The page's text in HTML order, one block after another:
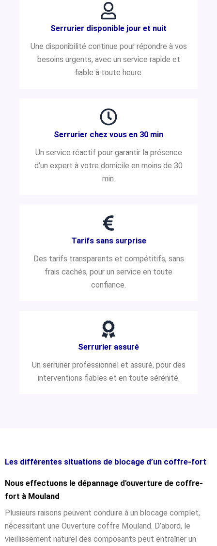
Serrurier disponible jour et nuit
Une disponibilité continue pour répondre à vos
besoins urgents, avec un service rapide et
fiable à toute heure.
Serrurier chez vous en 30 min
Un service réactif pour garantir la présence
d’un expert à votre domicile en moins de 30
min.
Tarifs sans surprise
Des tarifs transparents et compétitifs, sans
frais cachés, pour un service en toute
confiance.
Serrurier assuré
Un serrurier professionnel et assuré, pour des
interventions fiables et en toute sérénité.
Les différentes situations de blocage d’un coffre-fort
Nous effectuons le dépannage d'ouverture de coffre-
fort à Mouland
Plusieurs raisons peuvent conduire à un blocage complet,
nécessitant une Ouverture coffre Mouland. D’abord, le
vieillissement naturel des composants peut entraîner un